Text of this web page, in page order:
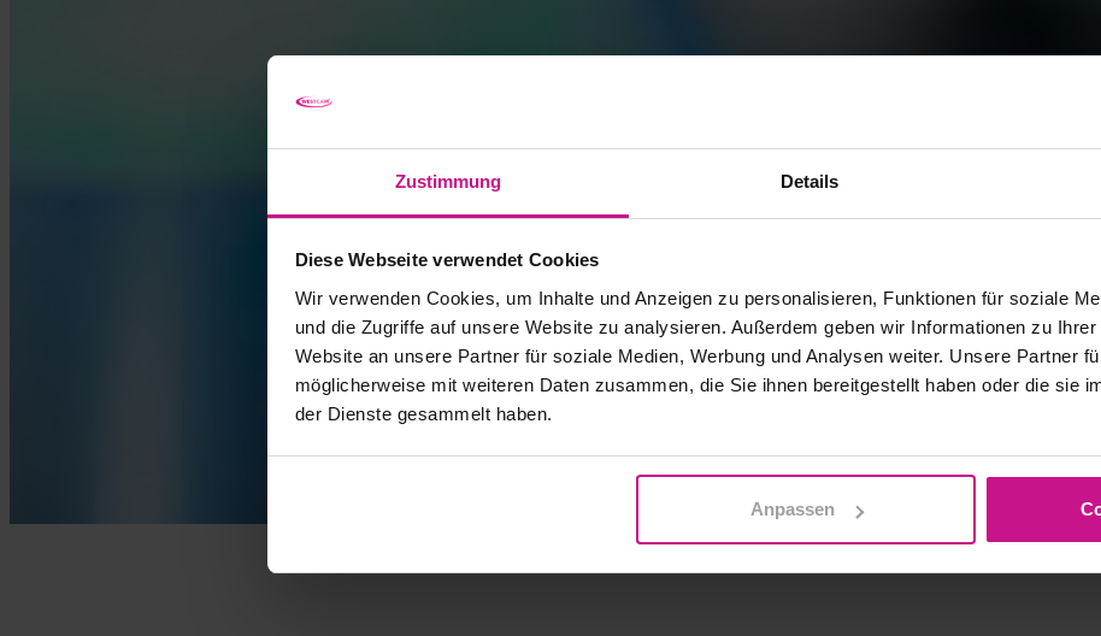
Zustimmung Details
Diese Webseite verwendet Cookies
Wir verwenden Cookies, um Inhalte und Anzeigen zu personalisieren, Funktionen für soziale
und die Zugriffe auf unsere Website zu analysieren. Außerdem geben wir Informationen zu
Website an unsere Partner für soziale Medien, Werbung und Analysen weiter. Unsere Partner
möglicherweise mit weiteren Daten zusammen, die Sie ihnen bereitgestellt haben oder die sie
der Dienste gesammelt haben.
Anpassen